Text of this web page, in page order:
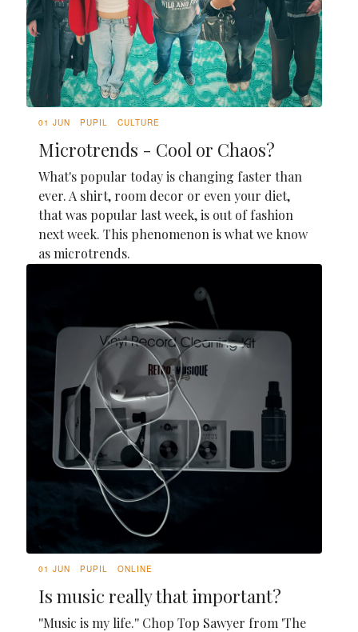
01 JUN PUPIL CULTURE
Microtrends - Cool or Chaos?
What's popular today is changing faster than
ever. A shirt, room decor or even your diet,
that was popular last week, is out of fashion
next week. This phenomenon is what we know
as microtrends.
01 JUN PUPIL ONLINE
Is music really that important?
''Music is my life.'' Chop Top Sawyer from 'The